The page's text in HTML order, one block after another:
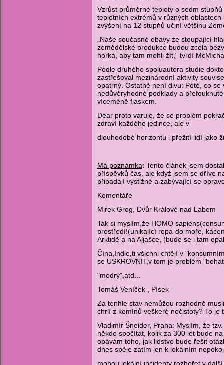
Vzrůst průměrné teploty o sedm
teplotních extrémů v různých
zvýšení na 12 stupňů učiní většinu
„Naše současné obavy ze stoupající
zemědělské produkce budou zcela
horká, aby tam mohli žít,“ tvrdí
Podle druhého spoluautora studie
zastřešoval mezinárodní aktivity
opatrný. Ostatně není divu: Poté, co
nedůvěryhodné podklady a
víceméně fiaskem.
Dear proto varuje, že se problém
zdraví každého jedince, ale v
dlouhodobé horizontu i přežití lidí jako
Má poznámka: Tento článek jsem
příspěvků čas, ale když jsem se dříve
připadají výstižné a zabývající se
Komentáře
Mirek Grog, Dvůr Králové nad Labem
Tak si myslím,že HOMO
prostředí!(unikající ropa-do moře,
Arktidě a na Aljašce, (bude se i tam
Čína,Indie,ti všichni chtějí v
se USKROVNIT,v tom je problém
"modrý",atd...
Tomáš Veníček , Písek
Za tenhle stav nemůžou rozhodně
chrlí z komínů veškeré nečistoty? To
Vladimír Šneider, Praha: Myslím, že
někdo spočítat, kolik za 300 let bude
obávám toho, jak lidstvo bude řešit
dnes spěje zatím jen k lokálním